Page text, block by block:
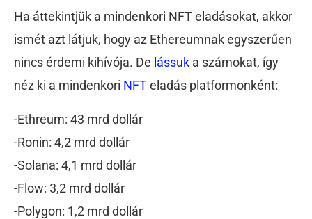
Ha áttekintjük a mindenkori NFT eladásokat, akkor
ismét azt látjuk, hogy az Ethereumnak egyszerűen
nincs érdemi kihívója. De lássuk a számokat, így
néz ki a mindenkori NFTeladás platformonként:
-Ethreum: 43 mrd dollár
-Ronin: 4,2 mrd dollár
-Solana: 4,1 mrd dollár
-Flow: 3,2 mrd dollár
-Polygon: 1,2 mrd dollár